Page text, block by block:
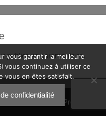
publier un commentaire.
avec GeneratePress
vous garantir la meilleure
vous continuez à utiliser ce
vous en êtes satisfait.
confidentialité